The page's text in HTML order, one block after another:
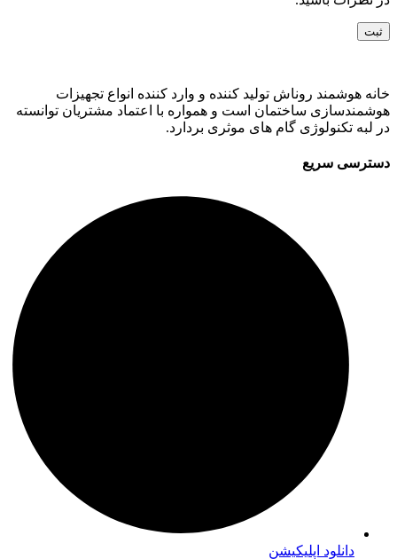
خانه هوشمند روناش تولید کننده و وارد کننده انواع تجهیزات
هوشمندسازی ساختمان است و همواره با اعتماد مشتریان توانسته
در لبه تکنولوژی گام های موثری بردارد.
دسترسی سریع
دانلود اپلیکیشن